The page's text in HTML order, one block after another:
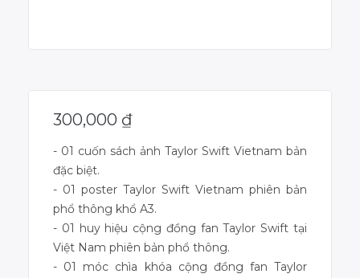
300,000 ₫
- 01 cuốn sách ảnh Taylor Swift Vietnam bản
đặc biệt.
- 01 poster Taylor Swift Vietnam phiên bản
phổ thông khổ A3.
- 01 huy hiệu cộng đồng fan Taylor Swift tại
Việt Nam phiên bản phổ thông.
- 01 móc chìa khóa cộng đồng fan Taylor